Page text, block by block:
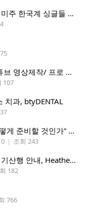
Couple.net 1:1 50만쌍 글로벌 매칭 - 미주 한국계 싱글들 모이세요
웹사이트 제작/ 컴퓨터 문제해결/ 유튜브 영상제작/ 프로 사진촬영
107
치과, btyDENTAL
[2026 연세 글로벌 포럼] “AI 시대, 어떻게 준비할 것인가” 8월 7-10일 벨뷰 개최
| 조회 243
*시애틀 산악회, 8/5/2026, 수요일 정기산행 안내, Heather Lake*
182
766